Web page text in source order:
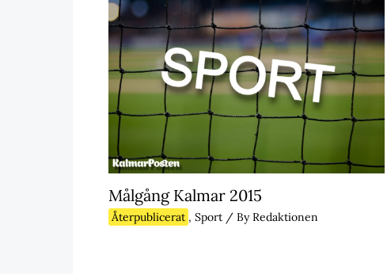
Målgång Kalmar 2015
Återpublicerat , Sport / ByRedaktionen